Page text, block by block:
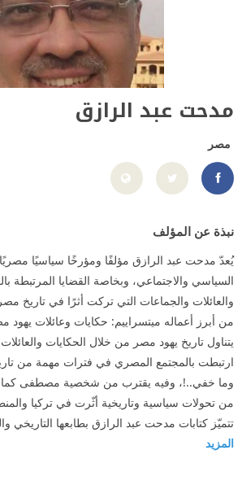
مدحت عبد الرازق
مصر
profile.php?id=100044284846825
نبذة عن المؤلف
يُعدّ مدحت عبد الرازق مؤلفًا ومؤرخًا سياسيًا مصريًا،
السياسي والاجتماعي، وبخاصة القضايا المرتبطة
والعائلات والجماعات التي تركت أثرًا في تاريخ
من أبرز أعماله ميتسراييم: حكايات وعائلات يهود
يتناول تاريخ يهود مصر من خلال الحكايات
ارتبطت بالمجتمع المصري في فترات مهمة من
وما خفي..!، وفيه يقترب من شخصية مصطفى كمال
من تحولات سياسية وتاريخية أثّرت في تركيا
تتميّز كتابات مدحت عبد الرازق بطابعها التاريخي
المزيد